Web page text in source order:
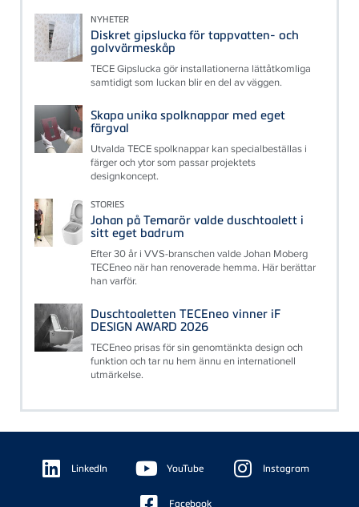
NYHETER
Diskret gipslucka för tappvatten- och
golvvärmeskåp
TECE Gipslucka gör installationerna lättåtkomliga
samtidigt som luckan blir en del av väggen.
Skapa unika spolknappar med eget
färgval
Utvalda TECE spolknappar kan specialbeställas i
färger och ytor som passar projektets
designkoncept.
STORIES
Johan på Temarör valde duschtoalett i
sitt eget badrum
Efter 30 år i VVS-branschen valde Johan Moberg
TECEneo när han renoverade hemma. Här berättar
han varför.
Duschtoaletten TECEneo vinner iF
DESIGN AWARD 2026
TECEneo prisas för sin genomtänkta design och
funktion och tar nu hem ännu en internationell
utmärkelse.
Floating
Sidebar LinkedIn YouTube Instagram
Facebook